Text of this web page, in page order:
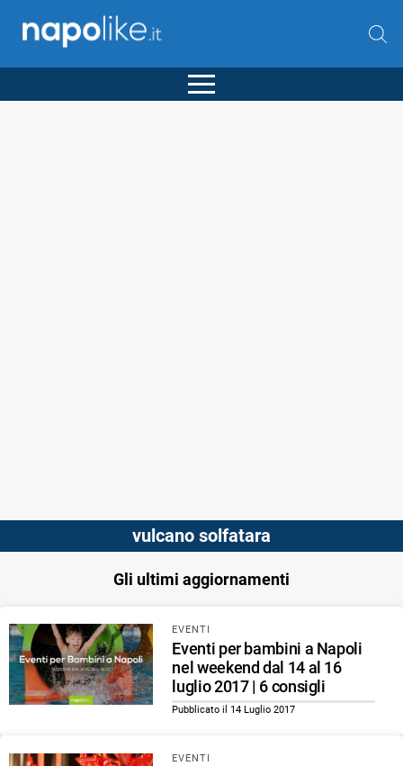
vulcano solfatara
Gli ultimi aggiornamenti
EVENTI
Eventi per bambini a Napoli
nel weekend dal 14 al 16
luglio 2017 | 6 consigli
Pubblicato il 14 Luglio 2017
EVENTI